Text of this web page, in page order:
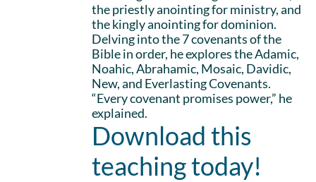
the priestly anointing for ministry, and
the kingly anointing for dominion.
Delving into the 7 covenants of the
Bible in order, he explores the Adamic,
Noahic, Abrahamic, Mosaic, Davidic,
New, and Everlasting Covenants.
“Every covenant promises power,” he
explained.
Download this
teaching today!